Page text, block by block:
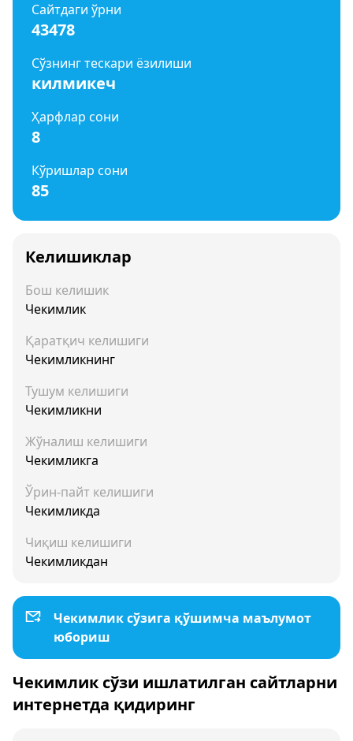
Сайтдаги ўрни
43478
Сўзнинг тескари ёзилиши
килмикеч
Ҳарфлар сони
8
Кўришлар сони
85
Келишиклар
Бош келишик
Чекимлик
Қаратқич келишиги
Чекимликнинг
Тушум келишиги
Чекимликни
Жўналиш келишиги
Чекимликга
Ўрин-пайт келишиги
Чекимликда
Чиқиш келишиги
Чекимликдан
Чекимлик сўзига қўшимча маълумот
юбориш
Чекимлик сўзи ишлатилган сайтларни
интернетда қидиринг